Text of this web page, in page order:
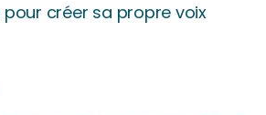
créer sa propre voix